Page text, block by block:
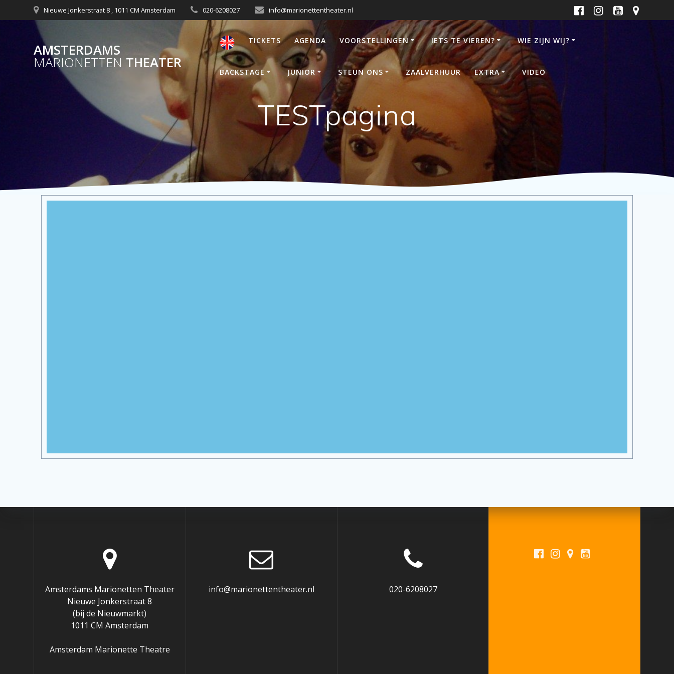
Nieuwe Jonkerstraat 8 , 1011 CM Amsterdam 020-6208027 info@marionettentheater.nl
AMSTERDAMS
MARIONETTEN THEATER
TICKETS AGENDA VOORSTELLINGEN IETS TE VIEREN? WIE ZIJN WIJ?
BACKSTAGE JUNIOR STEUN ONS ZAALVERHUUR EXTRA VIDEO
TESTpagina
Amsterdams Marionetten Theater
Nieuwe Jonkerstraat 8
(bij de Nieuwmarkt)
1011 CM Amsterdam
Amsterdam Marionette Theatre
info@marionettentheater.nl 020-6208027